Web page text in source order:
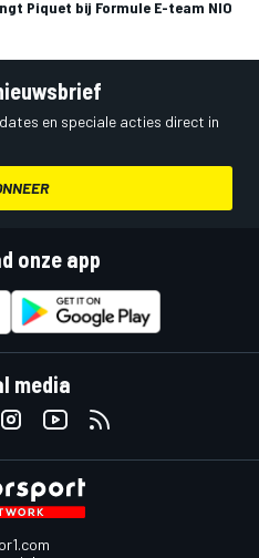
Piquet bij Formule E-team NIO
en speciale acties direct in
onze app
media